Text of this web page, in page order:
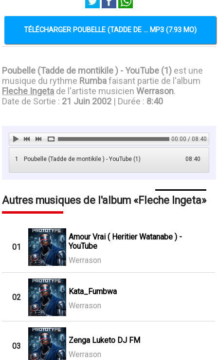
TÉLÉCHARGER POUBELLE (TADDE DE ... MP3 (7.93 MO)
Poubelle (Tadde de montikile ) - YouTube (1) est une
musique du rythme Rumbafaisant partie de l'album
Fleche Ingeta de l'artiste musicienWerrason.
Date de Sortie : 21 Juin 2002 | Durée : 8:40
00:00 / 08:40
1 08:40
Poubelle (Tadde de montikile ) - YouTube (1)
Autres musiques de l'album Fleche Ingeta
01
Amour Vrai ( Heritier Watanabe ) -
YouTube
Werrason
02
Kata_Fumbwa
Werrason
03
Zenga Luketo DJ FM
Werrason